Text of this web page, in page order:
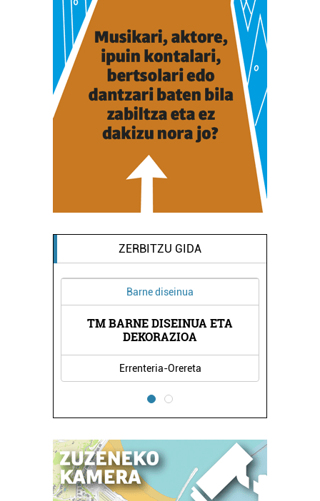
ZERBITZU GIDA
Barne diseinua
TM BARNE DISEINUA ETA
DEKORAZIOA
Errenteria-Orereta